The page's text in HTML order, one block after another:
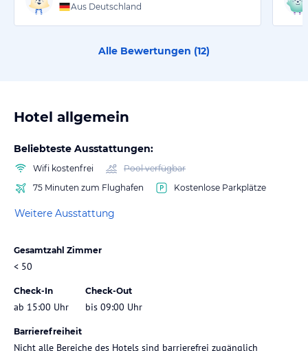
Aus Deutschland
Alle Bewertungen (12)
Hotel allgemein
Beliebteste Ausstattungen:
Wifi kostenfrei
Pool verfügbar
75 Minuten zum Flughafen
Kostenlose Parkplätze
Weitere Ausstattung
Gesamtzahl Zimmer
< 50
Check-In
ab 15:00 Uhr
Check-Out
bis 09:00 Uhr
Barrierefreiheit
Nicht alle Bereiche des Hotels sind barrierefrei zugänglich